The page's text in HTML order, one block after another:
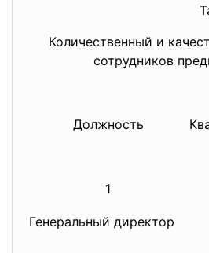
Количественный и
сотрудников
Должность
1
Генеральный директор